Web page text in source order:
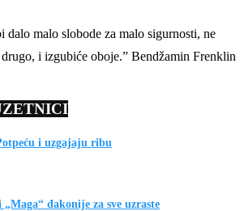
dalo malo slobode za malo sigurnosti, ne
i izgubiće oboje.” Bendžamin Frenklin
i uzgajaju ribu
đakonije za sve uzraste